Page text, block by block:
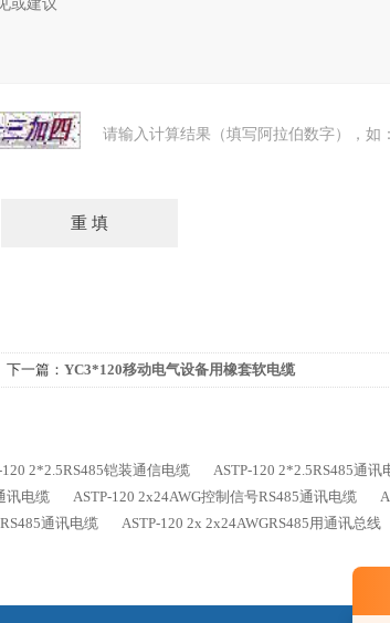
请输入计算结果（填写阿拉伯数字），如
下一篇： YC3*120移动电气设备用橡套软电缆
120 2*2.5RS485铠装通信电缆
ASTP-120 2*2.5RS485通讯
讯电缆 ASTP-120 2x24AWG控制信号RS485通讯电缆
通讯电缆 ASTP-120 2x 2x24AWGRS485用通讯总线